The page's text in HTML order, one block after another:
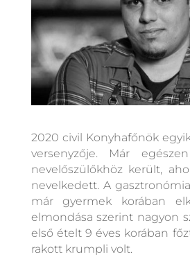
2020 civil Konyhafőnök
versenyzője. Már
nevelőszülőkhöz került,
nevelkedett. A
már gyermek korában
elmondása szerint nagyon
első ételt 9 éves korában
rakott krumpli volt.